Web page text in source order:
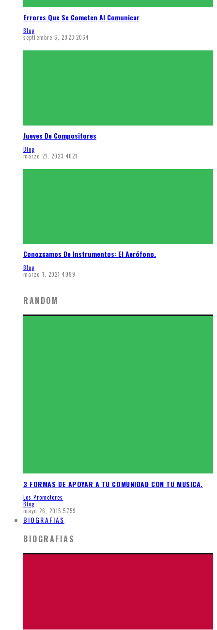
Errores Que Se Cometen Al Comunicar
Blog
septiembre 6, 2023 2064
Jueves De Compositores
Blog
marzo 21, 2023 4021
Conozcamos De Instrumentos: El Aerófono.
Blog
marzo 1, 2021 4099
RANDOM
3 FORMAS DE APOYAR A TU COMUNIDAD CON TU MUSICA.
Los Promotores
Blog
mayo 26, 2015 5759
BIOGRAFIAS
BIOGRAFIAS